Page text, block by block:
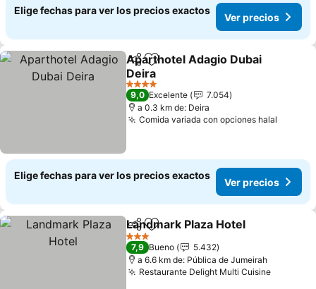
Elige fechas para ver los precios exactos
Ver precios
CompartirAgregar a favoritos
Aparthotel Adagio Dubai
Deira
4 Estrellas
9,0 Excelente
7.054
a 0.3 km de: Deira
Comida variada con opciones halal
Elige fechas para ver los precios exactos
Ver precios
CompartirAgregar a favoritos
Landmark Plaza Hotel
3 Estrellas
7,9 Bueno
5.432
a 6.6 km de: Pública de Jumeirah
Restaurante Delight Multi Cuisine